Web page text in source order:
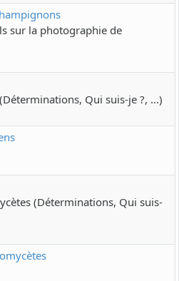
sur la photographie de
Qui suis-je ?, ...)
(Déterminations, Qui suis-